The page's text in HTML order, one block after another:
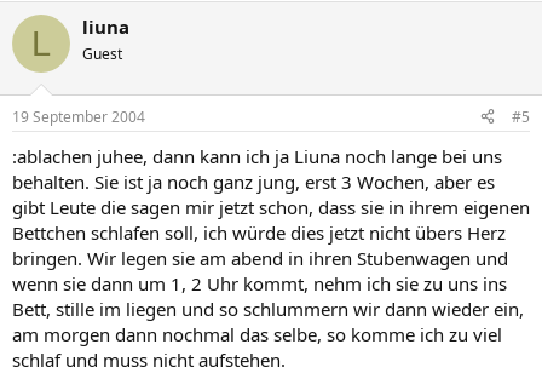
L liuna
Guest
19 September 2004 #5
:ablachen juhee, dann kann ich ja Liuna noch lange bei uns
behalten. Sie ist ja noch ganz jung, erst 3 Wochen, aber es
gibt Leute die sagen mir jetzt schon, dass sie in ihrem eigenen
Bettchen schlafen soll, ich würde dies jetzt nicht übers Herz
bringen. Wir legen sie am abend in ihren Stubenwagen und
wenn sie dann um 1, 2 Uhr kommt, nehm ich sie zu uns ins
Bett, stille im liegen und so schlummern wir dann wieder ein,
am morgen dann nochmal das selbe, so komme ich zu viel
schlaf und muss nicht aufstehen.